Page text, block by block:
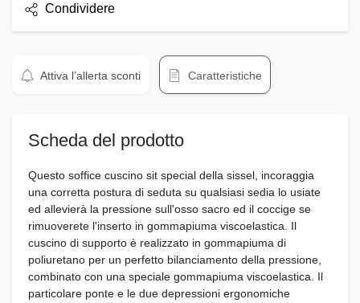
Condividere
Attiva l’allerta sconti Caratteristiche
Scheda del prodotto
Questo soffice cuscino sit special della sissel, incoraggia
una corretta postura di seduta su qualsiasi sedia lo usiate
ed allevierà la pressione sull'osso sacro ed il coccige se
rimuoverete l'inserto in gommapiuma viscoelastica. Il
cuscino di supporto è realizzato in gommapiuma di
poliuretano per un perfetto bilanciamento della pressione,
combinato con una speciale gommapiuma viscoelastica. Il
particolare ponte e le due depressioni ergonomiche